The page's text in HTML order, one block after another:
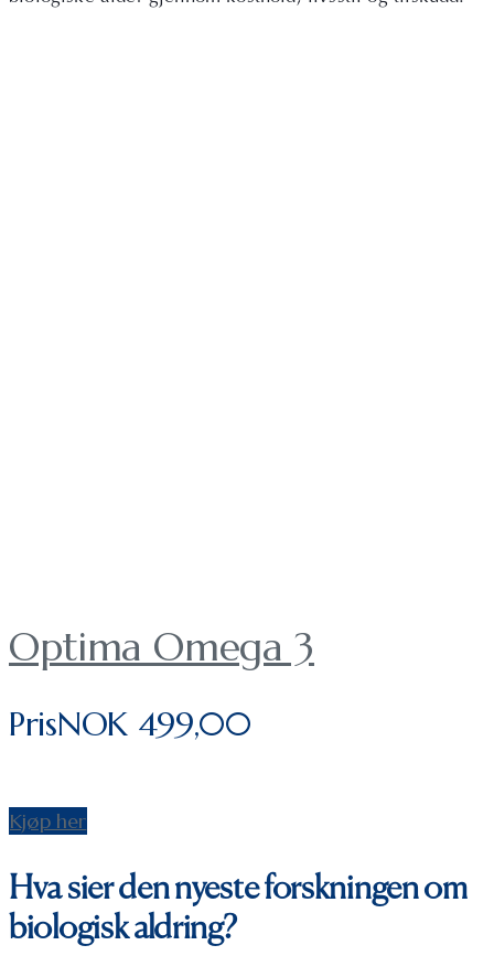
Optima Omega 3
PrisNOK 499,00
Kjøp her
Hva sier den nyeste forskningen om
biologisk aldring?